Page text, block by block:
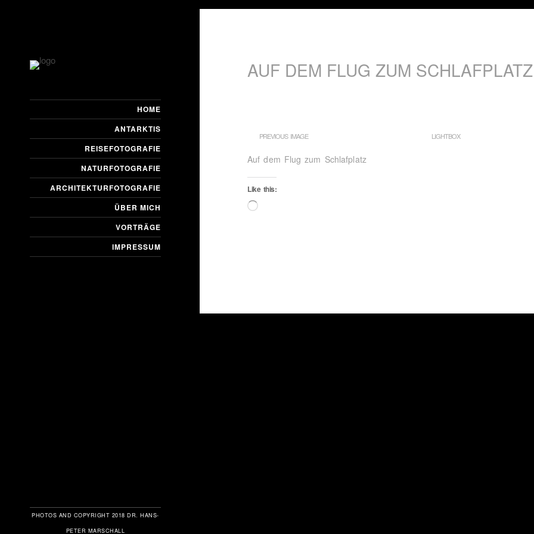
HOME
ANTARKTIS
REISEFOTOGRAFIE
NATURFOTOGRAFIE
ARCHITEKTURFOTOGRAFIE
ÜBER MICH
VORTRÄGE
IMPRESSUM
PHOTOS AND COPYRIGHT 2018 DR. HANS-
PETER MARSCHALL
AUF DEM FLUG ZUM SCHLAFPLATZ
PREVIOUS IMAGE LIGHTBOX
Auf dem Flug zum Schlafplatz
Like this:
Loading…